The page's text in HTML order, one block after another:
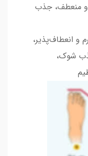
منعطف، جذب
و انعطاف‌پذیر،
شوک،